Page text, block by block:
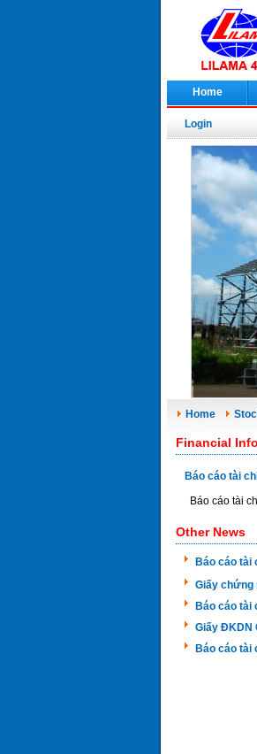
Home
Login
Home
Financial
Báo cáo tài
Báo cáo tài
Other News
Báo cáo tài
Giấy chứng
Báo cáo tài
Giấy ĐKDN
Báo cáo tài